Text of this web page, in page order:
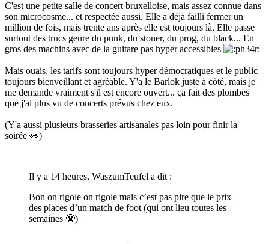
C'est une petite salle de concert bruxelloise, mais assez connue dans
son microcosme... et respectée aussi. Elle a déjà failli fermer un
million de fois, mais trente ans après elle est toujours là. Elle passe
surtout des trucs genre du punk, du stoner, du prog, du black... En
gros des machins avec de la guitare pas hyper accessibles
Mais ouais, les tarifs sont toujours hyper démocratiques et le public
toujours bienveillant et agréable. Y'a le Barlok juste à côté, mais je
me demande vraiment s'il est encore ouvert... ça fait des plombes
que j'ai plus vu de concerts prévus chez eux.
(Y'a aussi plusieurs brasseries artisanales pas loin pour finir la
soirée 👀)
Il y a 14 heures, WaszumTeufel a dit :
Bon on rigole on rigole mais c’est pas pire que le prix
des places d’un match de foot (qui ont lieu toutes les
semaines 😬)